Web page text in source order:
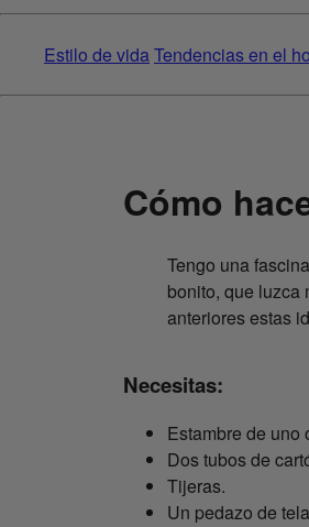
Estilo de vidaTendencias en el
Cómo
Tengo una
bonito, que luzca
anteriores estas
Necesitas:
Estambre de uno
Dos tubos de
Tijeras.
Un pedazo de